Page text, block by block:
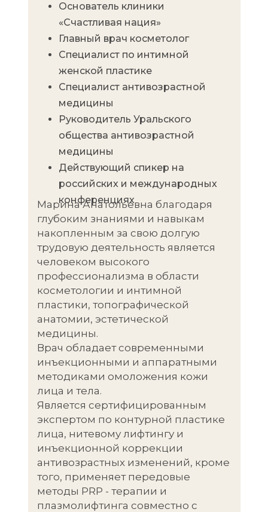
Основатель клиники
«Счастливая нация»
Главный врач косметолог
Специалист по интимной
женской пластике
Специалист антивозрастной
медицины
Руководитель Уральского
общества антивозрастной
медицины
Действующий спикер на
российских и международных
конференциях
Марина Анатольевна благодаря
глубоким знаниями и навыкам
накопленным за свою долгую
трудовую деятельность является
человеком высокого
профессионализма в области
косметологии и интимной
пластики, топографической
анатомии, эстетической
медицины.
Врач обладает современными
инъекционными и аппаратными
методиками омоложения кожи
лица и тела.
Является сертифицированным
экспертом по контурной пластике
лица, нитевому лифтингу и
инъекционной коррекции
антивозрастных изменений, кроме
того, применяет передовые
методы PRP - терапии и
плазмолифтинга совместно с